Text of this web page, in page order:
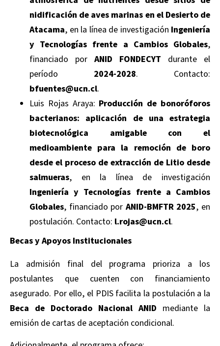
nidificación de aves marinas en el Desierto de
Atacama, en la línea de investigación Ingeniería
y Tecnologías frente a Cambios Globales,
financiado por ANID FONDECYT durante el
período 2024-2028. Contacto:
bfuentes@ucn.cl.
Luis Rojas Araya: Producción de bonoróforos
bacterianos: aplicación de una estrategia
biotecnológica amigable con el
medioambiente para la remoción de boro
desde el proceso de extracción de Litio desde
salmueras, en la línea de investigación
Ingeniería y Tecnologías frente a Cambios
Globales, financiado por ANID-BMFTR 2025, en
postulación. Contacto: l.rojas@ucn.cl.
Becas y Apoyos Institucionales
La admisión final del programa prioriza a los
postulantes que cuenten con financiamiento
asegurado. Por ello, el PDIS facilita la postulación a la
Beca de Doctorado Nacional ANID mediante la
emisión de cartas de aceptación condicional.